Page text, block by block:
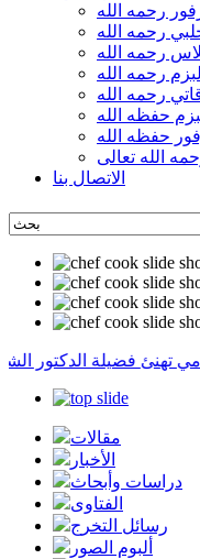
رحمه الله
رحمه الله
رحمه الله
رحمه الله
رحمه الله
حفظه الله
حفظه الله
الله تعالى
الاتصال بنا
تهنئ فضيلة الدكتور
مقالات
الأخبار
دراسات وأبحاث
الفتاوى
رسائل التخرج
ألبوم الصور